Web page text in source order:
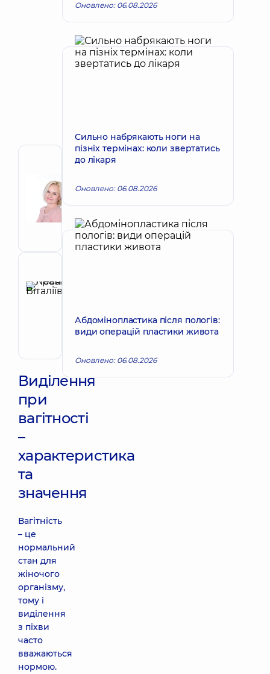
Автор
Наталія
Вікторівна
Акушер-
гінеколог;
Лікар
Віталіївна
Акушер-
з
діагностики
Виділення
при
вагітності
–
характеристика
та
значення
Вагітність
– це
нормальний
стан для
жіночого
організму,
тому і
виділення
з піхви
часто
вважаються
нормою.
Оновлено: 06.08.2026
Сильно набрякають ноги на
пізніх термінах: коли звертатись
до лікаря
Оновлено: 06.08.2026
Абдомінопластика після пологів:
види операцій пластики живота
Оновлено: 06.08.2026